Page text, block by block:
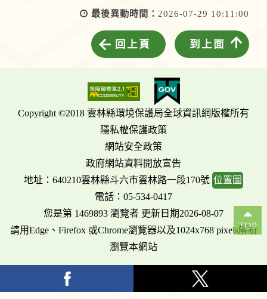
最後異動時間： 2026-07-29 10:11:00
回上頁 到上面
Copyright ©2018 雲林縣環境保護局全球資訊網版權所有
隱私權保護政策
網站安全政策
政府網站資料開放宣告
地址：640210雲林縣斗六市雲林路一段170號 位置圖
電話：05-534-0417
您是第 1469893 瀏覽者 更新日期2026-08-07
請用Edge、Firefox 或Chrome瀏覽器以及1024x768 pixels解析
瀏覽本網站
TOP